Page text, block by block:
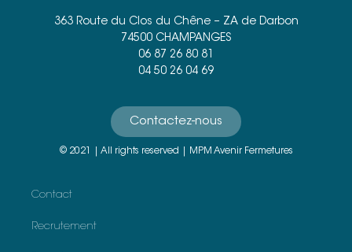
363 Route du Clos du Chêne – ZA de Darbon
74500 CHAMPANGES
06 87 26 80 81
04 50 26 04 69
Contactez-nous
© 2021 | All rights reserved | MPM Avenir Fermetures
Contact
Recrutement